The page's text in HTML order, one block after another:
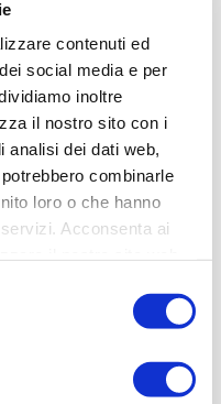
contenuti ed
social media e per
inoltre
il nostro sito con i
analisi dei dati web,
combinarle
loro o che hanno
Acconsenta ai
esterno